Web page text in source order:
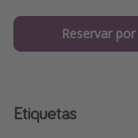
Reservar
Etiquetas